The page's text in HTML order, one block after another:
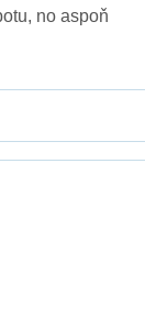
no aspoň